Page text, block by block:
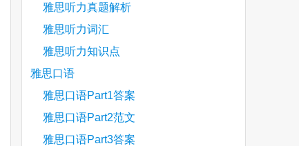
雅思听力真题解析
雅思听力词汇
雅思听力知识点
雅思口语
雅思口语Part1答案
雅思口语Part2范文
雅思口语Part3答案